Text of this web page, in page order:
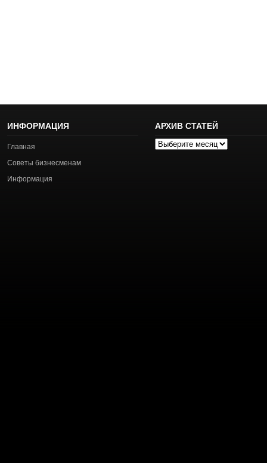
ИНФОРМАЦИЯ
Главная
Советы бизнесменам
Информация
АРХИВ СТАТЕЙ
Архив